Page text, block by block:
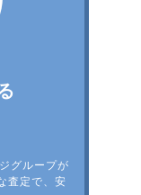
グループが
査定で、安